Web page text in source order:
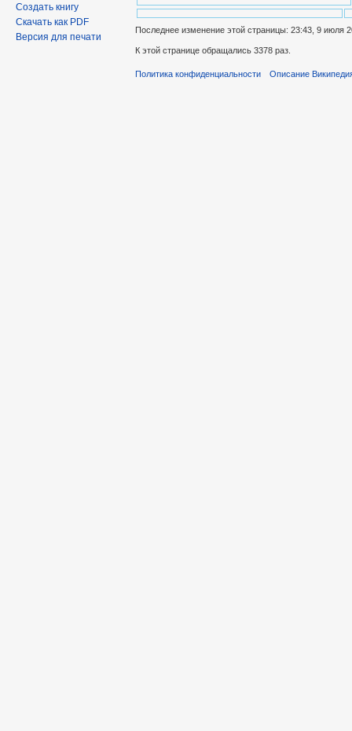
Создать книгу
Скачать как PDF
Версия для печати
Последнее изменение этой страницы: 23:43, 9 июля
К этой странице обращались 3378 раз.
Политика конфиденциальности Описание